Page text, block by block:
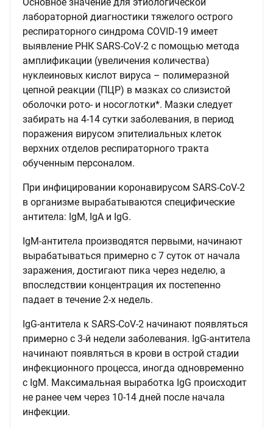
лабораторной диагностики тяжелого острого
респираторного синдрома COVID-19 имеет
выявление РНК SARS-CoV-2 с помощью метода
амплификации (увеличения количества)
нуклеиновых кислот вируса – полимеразной
цепной реакции (ПЦР) в мазках со слизистой
оболочки рото- и носоглотки*. Мазки следует
забирать на 4-14 сутки заболевания, в период
поражения вирусом эпителиальных клеток
верхних отделов респираторного тракта
обученным персоналом.
При инфицировании коронавирусом SARS-CoV-2
в организме вырабатываются специфические
антитела: IgM, IgА и IgG.
IgM-антитела производятся первыми, начинают
вырабатываться примерно с 7 суток от начала
заражения, достигают пика через неделю, а
впоследствии концентрация их постепенно
падает в течение 2-х недель.
IgG-антитела к SARS-CoV-2 начинают появляться
примерно с 3-й недели заболевания. IgG-антитела
начинают появляться в крови в острой стадии
инфекционного процесса, иногда одновременно
с IgM. Максимальная выработка IgG происходит
не ранее чем через 10-14 дней после начала
инфекции.